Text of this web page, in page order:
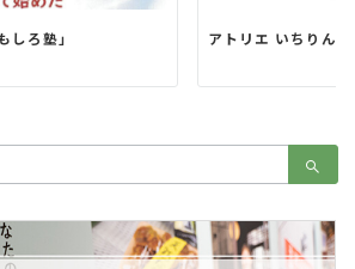
しろ塾」 アトリエ いちりん華